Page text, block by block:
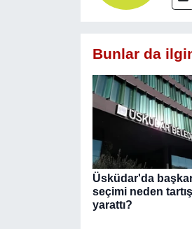
Bunlar da
Üsküdar'da
seçimi neden
yarattı?